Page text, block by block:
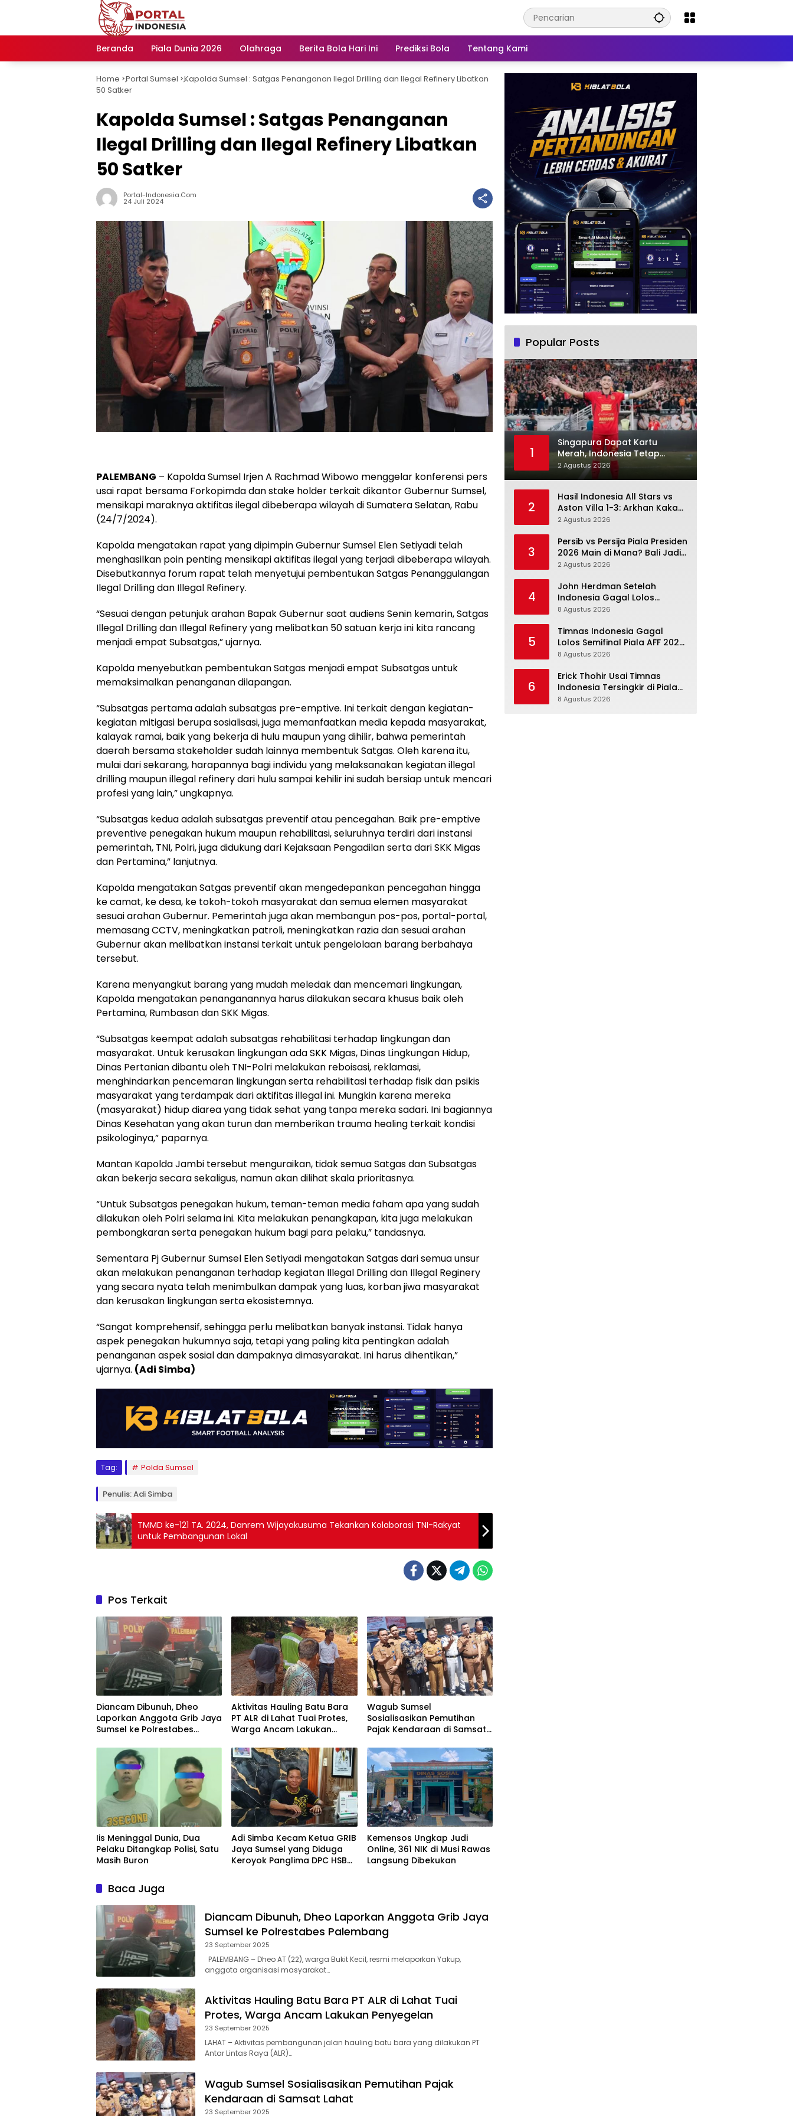
Beranda
Piala Dunia 2026 Olahraga Berita Bola Hari Ini Prediksi Bola Tentang Kami
Home -
Portal Sumsel -
Kapolda Sumsel : Satgas Penanganan Ilegal Drilling dan Ilegal Refinery Libatkan
50 Satker
Kapolda Sumsel : Satgas Penanganan
Ilegal Drilling dan Ilegal Refinery Libatkan
50 Satker
Portal-Indonesia.com
24 Juli 2024
PALEMBANG – Kapolda Sumsel Irjen A Rachmad Wibowo menggelar konferensi pers
usai rapat bersama Forkopimda dan stake holder terkait dikantor Gubernur Sumsel,
mensikapi maraknya aktifitas ilegal dibeberapa wilayah di Sumatera Selatan, Rabu
(24/7/2024).
Kapolda mengatakan rapat yang dipimpin Gubernur Sumsel Elen Setiyadi telah
menghasilkan poin penting mensikapi aktifitas ilegal yang terjadi dibeberapa wilayah.
Disebutkannya forum rapat telah menyetujui pembentukan Satgas Penanggulangan
Ilegal Drilling dan Illegal Refinery.
“Sesuai dengan petunjuk arahan Bapak Gubernur saat audiens Senin kemarin, Satgas
Illegal Drilling dan Illegal Refinery yang melibatkan 50 satuan kerja ini kita rancang
menjadi empat Subsatgas,” ujarnya.
Kapolda menyebutkan pembentukan Satgas menjadi empat Subsatgas untuk
memaksimalkan penanganan dilapangan.
“Subsatgas pertama adalah subsatgas pre-emptive. Ini terkait dengan kegiatan-
kegiatan mitigasi berupa sosialisasi, juga memanfaatkan media kepada masyarakat,
kalayak ramai, baik yang bekerja di hulu maupun yang dihilir, bahwa pemerintah
daerah bersama stakeholder sudah lainnya membentuk Satgas. Oleh karena itu,
mulai dari sekarang, harapannya bagi individu yang melaksanakan kegiatan illegal
drilling maupun illegal refinery dari hulu sampai kehilir ini sudah bersiap untuk mencari
profesi yang lain,” ungkapnya.
“Subsatgas kedua adalah subsatgas preventif atau pencegahan. Baik pre-emptive
preventive penegakan hukum maupun rehabilitasi, seluruhnya terdiri dari instansi
pemerintah, TNI, Polri, juga didukung dari Kejaksaan Pengadilan serta dari SKK Migas
dan Pertamina,” lanjutnya.
Kapolda mengatakan Satgas preventif akan mengedepankan pencegahan hingga
ke camat, ke desa, ke tokoh-tokoh masyarakat dan semua elemen masyarakat
sesuai arahan Gubernur. Pemerintah juga akan membangun pos-pos, portal-portal,
memasang CCTV, meningkatkan patroli, meningkatkan razia dan sesuai arahan
Gubernur akan melibatkan instansi terkait untuk pengelolaan barang berbahaya
tersebut.
Karena menyangkut barang yang mudah meledak dan mencemari lingkungan,
Kapolda mengatakan penanganannya harus dilakukan secara khusus baik oleh
Pertamina, Rumbasan dan SKK Migas.
“Subsatgas keempat adalah subsatgas rehabilitasi terhadap lingkungan dan
masyarakat. Untuk kerusakan lingkungan ada SKK Migas, Dinas Lingkungan Hidup,
Dinas Pertanian dibantu oleh TNI-Polri melakukan reboisasi, reklamasi,
menghindarkan pencemaran lingkungan serta rehabilitasi terhadap fisik dan psikis
masyarakat yang terdampak dari aktifitas illegal ini. Mungkin karena mereka
(masyarakat) hidup diarea yang tidak sehat yang tanpa mereka sadari. Ini bagiannya
Dinas Kesehatan yang akan turun dan memberikan trauma healing terkait kondisi
psikologinya,” paparnya.
Mantan Kapolda Jambi tersebut menguraikan, tidak semua Satgas dan Subsatgas
akan bekerja secara sekaligus, namun akan dilihat skala prioritasnya.
“Untuk Subsatgas penegakan hukum, teman-teman media faham apa yang sudah
dilakukan oleh Polri selama ini. Kita melakukan penangkapan, kita juga melakukan
pembongkaran serta penegakan hukum bagi para pelaku,” tandasnya.
Sementara Pj Gubernur Sumsel Elen Setiyadi mengatakan Satgas dari semua unsur
akan melakukan penanganan terhadap kegiatan Illegal Drilling dan Illegal Reginery
yang secara nyata telah menimbulkan dampak yang luas, korban jiwa masyarakat
dan kerusakan lingkungan serta ekosistemnya.
“Sangat komprehensif, sehingga perlu melibatkan banyak instansi. Tidak hanya
aspek penegakan hukumnya saja, tetapi yang paling kita pentingkan adalah
penanganan aspek sosial dan dampaknya dimasyarakat. Ini harus dihentikan,”
ujarnya. (Adi Simba)
Tag: Polda Sumsel
Penulis: Adi Simba
TMMD ke-121 TA. 2024, Danrem Wijayakusuma Tekankan Kolaborasi TNI-Rakyat
untuk Pembangunan Lokal
Pos Terkait
Diancam Dibunuh, Dheo
Laporkan Anggota Grib Jaya
Sumsel ke Polrestabes
Aktivitas Hauling Batu Bara
PT ALR di Lahat Tuai Protes,
Warga Ancam Lakukan
Wagub Sumsel
Sosialisasikan Pemutihan
Pajak Kendaraan di Samsat
Iis Meninggal Dunia, Dua
Pelaku Ditangkap Polisi, Satu
Masih Buron
Adi Simba Kecam Ketua GRIB
Jaya Sumsel yang Diduga
Keroyok Panglima DPC HSB
Kemensos Ungkap Judi
Online, 361 NIK di Musi Rawas
Langsung Dibekukan
Baca Juga
Diancam Dibunuh, Dheo Laporkan Anggota Grib Jaya
Sumsel ke Polrestabes Palembang
23 September 2025
PALEMBANG – Dheo AT (22), warga Bukit Kecil, resmi melaporkan Yakup,
anggota organisasi masyarakat…
Aktivitas Hauling Batu Bara PT ALR di Lahat Tuai
Protes, Warga Ancam Lakukan Penyegelan
23 September 2025
LAHAT – Aktivitas pembangunan jalan hauling batu bara yang dilakukan PT
Antar Lintas Raya (ALR)…
Wagub Sumsel Sosialisasikan Pemutihan Pajak
Kendaraan di Samsat Lahat
23 September 2025
Popular Posts
1
Singapura Dapat Kartu
Merah, Indonesia Tetap
Gagal Menang: Di Sini
Pertandingan Berbelok
2 Agustus 2026
2
Hasil Indonesia All Stars vs
Aston Villa 1-3: Arkhan Kaka
Balas, Villa Tetap Terlalu Rapi
2 Agustus 2026
3
Persib vs Persija Piala Presiden
2026 Main di Mana? Bali Jadi
Venue Semifinal, Ritmenya
2 Agustus 2026
4
John Herdman Setelah
Indonesia Gagal Lolos
Semifinal Piala AFF 2026:
Pemain Senior Terpukul
8 Agustus 2026
5
Timnas Indonesia Gagal
Lolos Semifinal Piala AFF 2026,
tetapi Ini Memang Belum
8 Agustus 2026
6
Erick Thohir Usai Timnas
Indonesia Tersingkir di Piala
AFF 2026: Evaluasi Jalan,
8 Agustus 2026